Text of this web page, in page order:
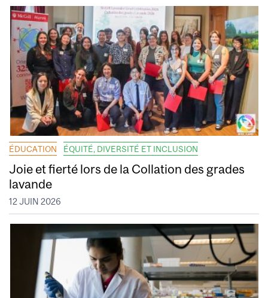
ÉDUCATION ÉQUITÉ, DIVERSITÉ ET INCLUSION
Joie et fierté lors de la Collation des grades
lavande
12 JUIN 2026